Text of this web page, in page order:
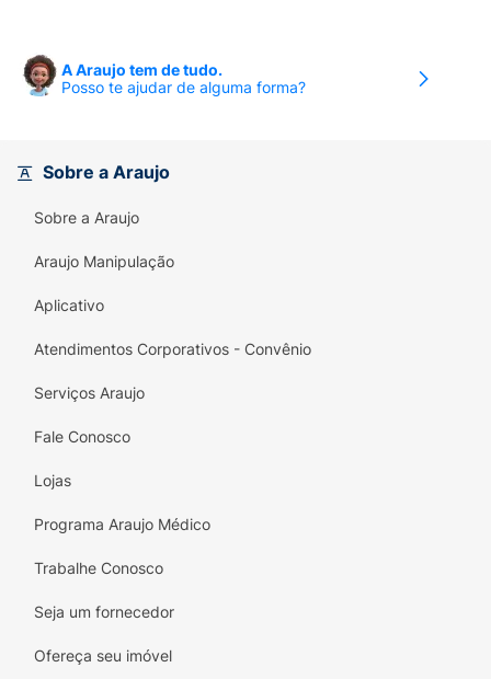
A Araujo tem de tudo.
Posso te ajudar de alguma forma?
Sobre a Araujo
Sobre a Araujo
Araujo Manipulação
Aplicativo
Atendimentos Corporativos - Convênio
Serviços Araujo
Fale Conosco
Lojas
Programa Araujo Médico
Trabalhe Conosco
Seja um fornecedor
Ofereça seu imóvel